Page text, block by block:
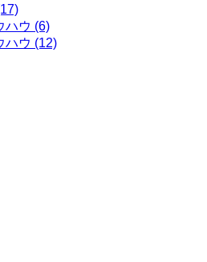
ハウ (6)
ハウ (12)